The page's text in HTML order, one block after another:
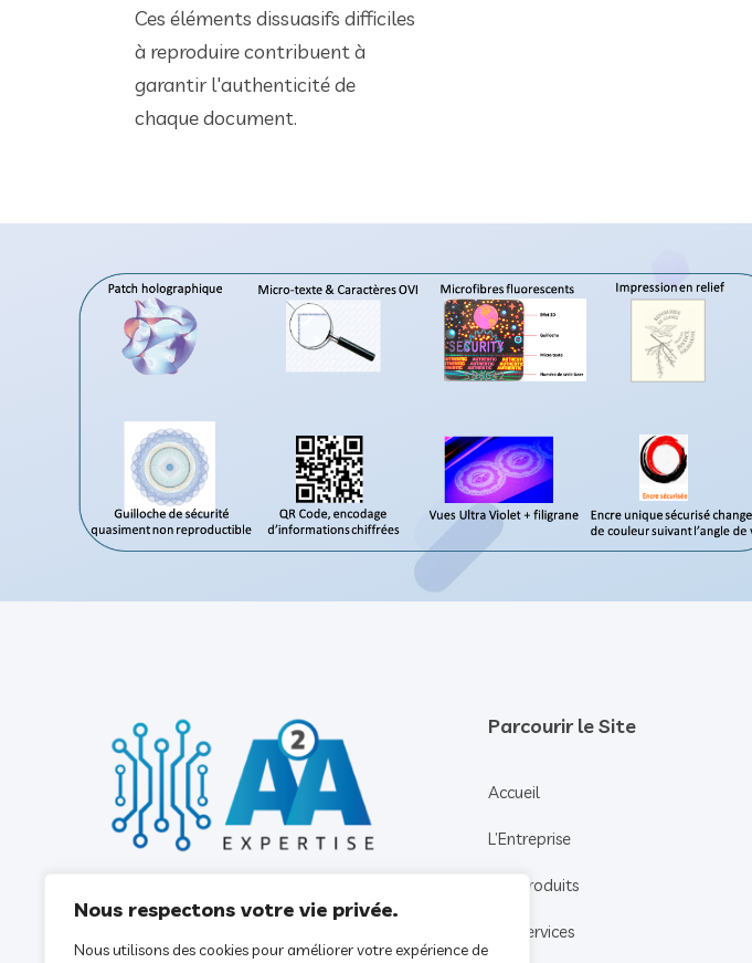
Nous respectons votre vie privée.
Nous utilisons des cookies pour améliorer votre expérience de
Ces éléments dissuasifs difficiles
à reproduire contribuent à
garantir l'authenticité de
chaque document.
Parcourir le Site
Accueil
L’Entreprise
Nos Produits
Nos services